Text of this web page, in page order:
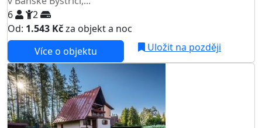
6
2
Od: 1.543 Kčza objekt a noc
Více o objektu Uložit na později